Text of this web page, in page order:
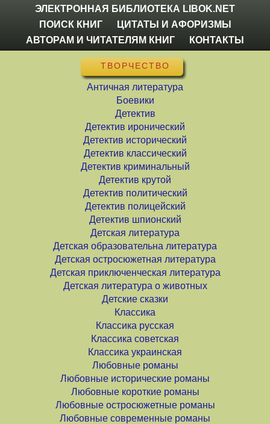
ЭЛЕКТРОННАЯ БИБЛИОТЕКА LIBOK.NET
ПОИСК КНИГ
ЦИТАТЫ И АФОРИЗМЫ
АВТОРАМ И ЧИТАТЕЛЯМ КНИГ
КОНТАКТЫ
ТВОРЧЕСТВО
Античная литература
Боевики
Детектив
Детектив иронический
Детектив исторический
Детектив классический
Детектив криминальный
Детектив крутой
Детектив политический
Детектив полицейский
Детектив шпионский
Детская литература
Детская образовательна литература
Детская остросюжетная литература
Детская приключенческая литература
Детская литература о животных
Детские сказки
Классика
Классика русская
Классика советская
Классика украинская
Любовные романы
Любовные исторические романы
Любовные короткие романы
Любовные остросюжетные романы
Любовные современные романы